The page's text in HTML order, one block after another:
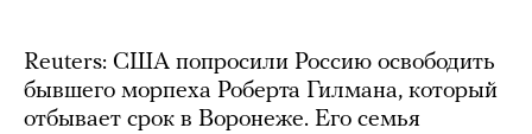
Reuters: США попросили Россию освободить
бывшего морпеха Роберта Гилмана, который
отбывает срок в Воронеже. Его семья